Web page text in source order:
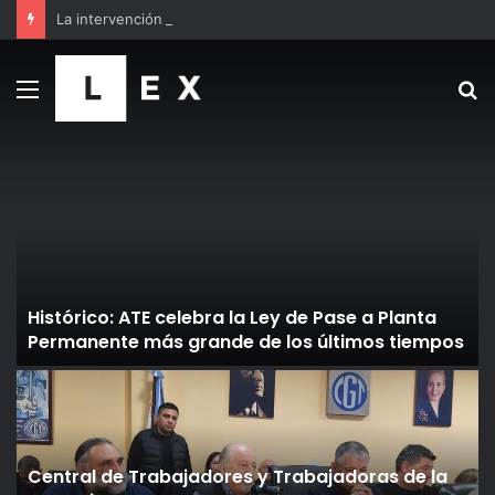
Menú
Histórico: ATE celebra la Ley de Pase a Planta
Permanente más grande de los últimos tiempos
Central de Trabajadores y Trabajadoras de la